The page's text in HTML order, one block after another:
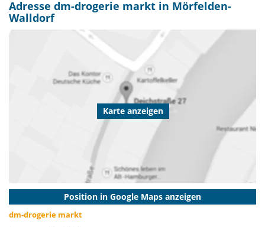
Adresse dm-drogerie markt in Mörfelden-
Walldorf
Karte anzeigen
Position in Google Maps anzeigen
dm-drogerie markt